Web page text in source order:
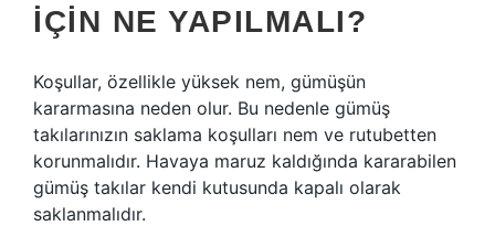
IÇIN NE YAPILMALI?
Koşullar, özellikle yüksek nem, gümüşün
kararmasına neden olur. Bu nedenle gümüş
takılarınızın saklama koşulları nem ve rutubetten
korunmalıdır. Havaya maruz kaldığında kararabilen
gümüş takılar kendi kutusunda kapalı olarak
saklanmalıdır.